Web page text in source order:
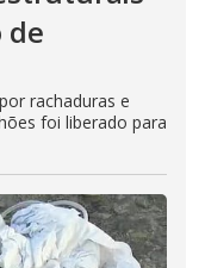
de
rachaduras e
foi liberado para